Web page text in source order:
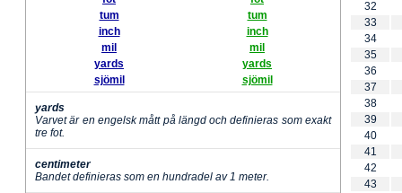
tum
inch
mil
yards
sjömil
tum
inch
mil
yards
sjömil
yards
Varvet är en engelsk mått på längd och definieras som exakt
tre fot.
centimeter
Bandet definieras som en hundradel av 1 meter.
32
33
34
35
36
37
38
39
40
41
42
43